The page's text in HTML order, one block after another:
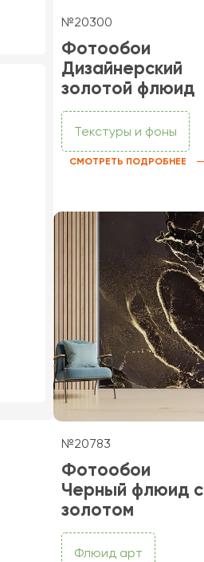
№20300
Фотообои
Дизайнерский
золотой флюид
Текстуры и фоны
СМОТРЕТЬ ПОДРОБНЕЕ
№20783
Фотообои
Черный флюид с
золотом
Флюид арт